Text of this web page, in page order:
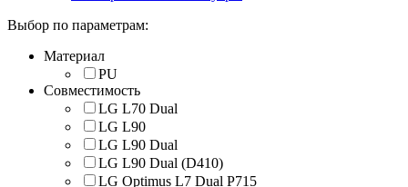
Выбор по параметрам:
Материал
PU
Совместимость
LG L70 Dual
LG L90
LG L90 Dual
LG L90 Dual (D410)
LG Optimus L7 Dual P715